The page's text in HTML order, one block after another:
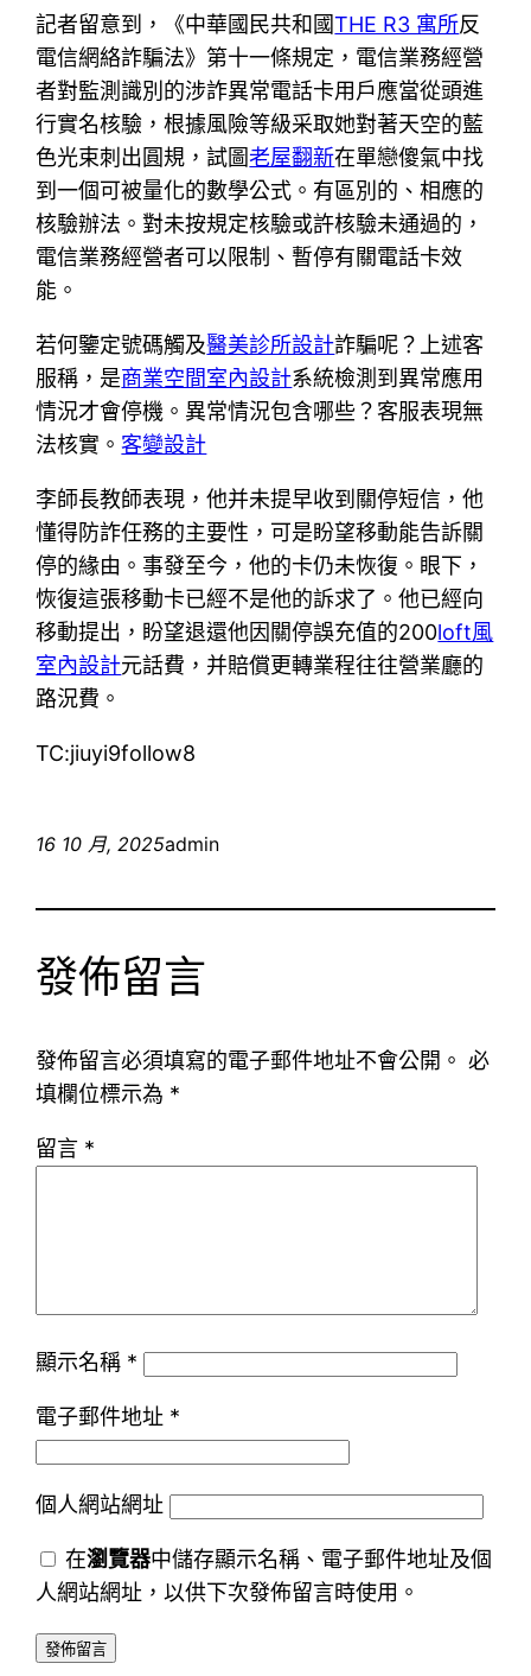
記者留意到，《中華國民共和國THE R3 寓所反
電信網絡詐騙法》第十一條規定，電信業務經營
者對監測識別的涉詐異常電話卡用戶應當從頭進
行實名核驗，根據風險等級采取她對著天空的藍
色光束刺出圓規，試圖老屋翻新在單戀傻氣中找
到一個可被量化的數學公式。有區別的、相應的
核驗辦法。對未按規定核驗或許核驗未通過的，
電信業務經營者可以限制、暫停有關電話卡效
能。
若何鑒定號碼觸及醫美診所設計詐騙呢？上述客
服稱，是商業空間室內設計系統檢測到異常應用
情況才會停機。異常情況包含哪些？客服表現無
法核實。客變設計
李師長教師表現，他并未提早收到關停短信，他
懂得防詐任務的主要性，可是盼望移動能告訴關
停的緣由。事發至今，他的卡仍未恢復。眼下，
恢復這張移動卡已經不是他的訴求了。他已經向
移動提出，盼望退還他因關停誤充值的200loft風
室內設計元話費，并賠償更轉業程往往營業廳的
路況費。
TC:jiuyi9follow8
16 10 月, 2025admin
發佈留言
發佈留言必須填寫的電子郵件地址不會公開。 必
填欄位標示為 *
留言 *
顯示名稱 *
電子郵件地址 *
個人網站網址
在瀏覽器中儲存顯示名稱、電子郵件地址及個
人網站網址，以供下次發佈留言時使用。